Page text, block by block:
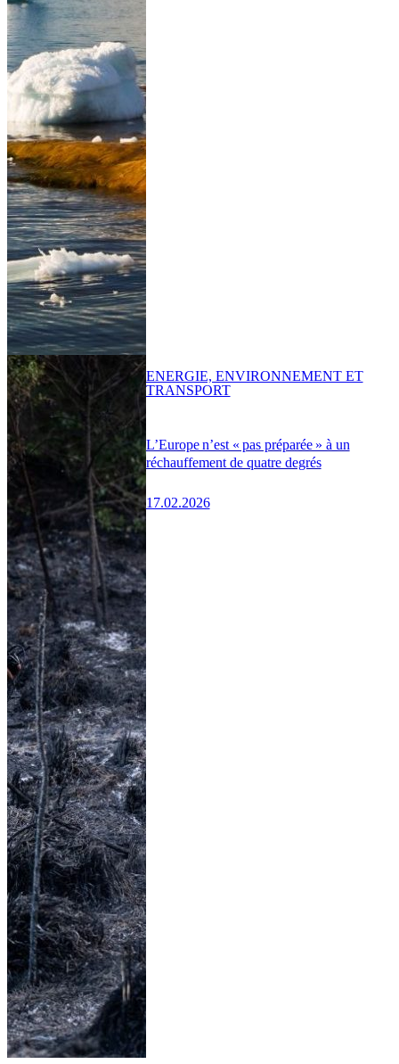
L’Europe n’est « pas préparée » à un
réchauffement de quatre degrés
17.02.2026
ENERGIE, ENVIRONNEMENT ET
TRANSPORT